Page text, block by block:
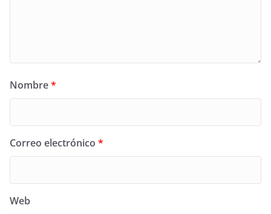
Nombre*
Correo electrónico *
Web